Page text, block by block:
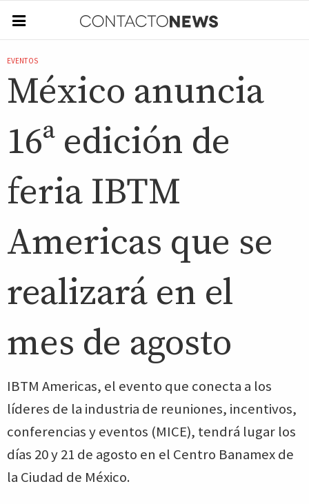
EVENTOS
México anuncia
16ª edición de
feria IBTM
Americas que se
realizará en el
mes de agosto
IBTM Americas, el evento que conecta a los
líderes de la industria de reuniones, incentivos,
conferencias y eventos (MICE), tendrá lugar los
días 20 y 21 de agosto en el Centro Banamex de
la Ciudad de México.